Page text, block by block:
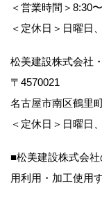
＜営業時間＞8:30
＜定休日＞日曜日
松美建設株式会社
〒4570021
名古屋市南区鶴里
＜定休日＞日曜日
■松美建設株式会
用利用・加工使用